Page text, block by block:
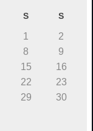
S S
1
2
8
9
15
16
22
23
29
30